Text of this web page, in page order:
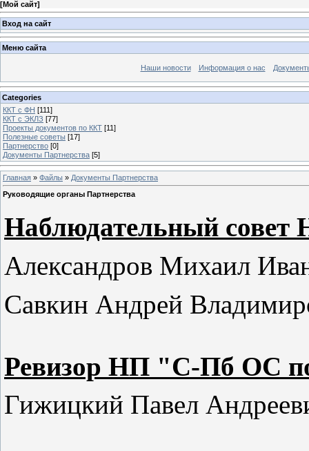
[Мой сайт]
Вход на сайт
Меню сайта
Наши новости Информация о нас
Categories
ККТ с ФН [111]
ККТ c ЭКЛЗ [77]
Проекты документов по ККТ [11]
Полезные советы [17]
Партнерство [0]
Документы Партнерства [5]
Главная » Файлы » Документы Партнерства
Руководящие органы Партнерства
Наблюдательный
Александров Михаил
Савкин Андрей
Ревизор НП "С-Пб ОС
Гижицкий Павел